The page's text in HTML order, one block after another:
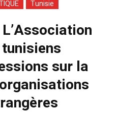
Tunisie
sur la